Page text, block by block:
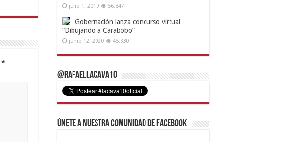
*
julio 1, 2019 56,847
Gobernación lanza concurso virtual
“Dibujando a Carabobo”
junio 12, 2020 45,830
@RafaelLacava10
Únete a nuestra comunidad de Facebook